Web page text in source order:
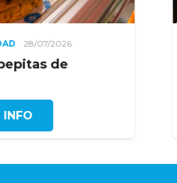
ACTUALIDAD
La sorpresa tiene forma de